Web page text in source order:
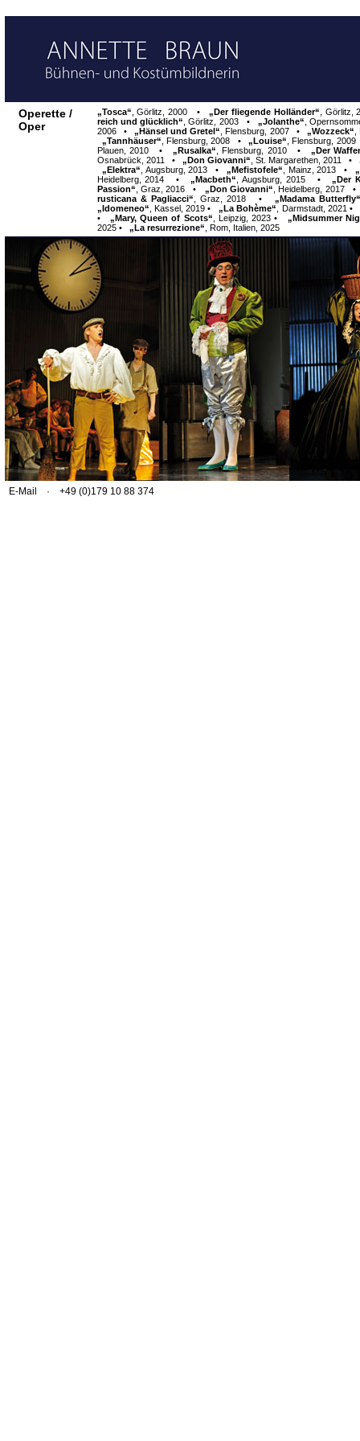
Operette /
Oper
„Tosca“ ,Görlitz, 2000 •„Der fliegende Holländer“ ,
reich und glücklich“ ,Görlitz, 2003 • „Jolanthe“ ,
2006 •„Hänsel und Gretel“ ,Flensburg, 2007 •„Wozzeck“ ,
„Tannhäuser“ ,Flensburg, 2008 •„Louise“ ,Flensburg, 2009
Plauen, 2010
•„Rusalka“ ,Flensburg, 2010 • „Der
Osnabrück, 2011
• „Don Giovanni“ St. Margarethen, 2011 •
„Elektra“ Augsburg, 2013 •„Mefistofele“ Mainz, 2013 •
Heidelberg, 2014
•„Macbeth“ ,Augsburg, 2015 •„Der
Passion“ Graz, 2016 • „Don Giovanni“ ,Heidelberg, 2017
rusticana & Pagliacci“ ,Graz, 2018 • „Madama
„Idomeneo“ Kassel, 2019•„La Bohème“ Darmstadt, 2021•
•„Mary, Queen of Scots“ Leipzig, 2023• „Midsummer
2025 • „La resurrezione“ Rom, Italien, 2025
E-Mail · +49 (0)179 10 88 374